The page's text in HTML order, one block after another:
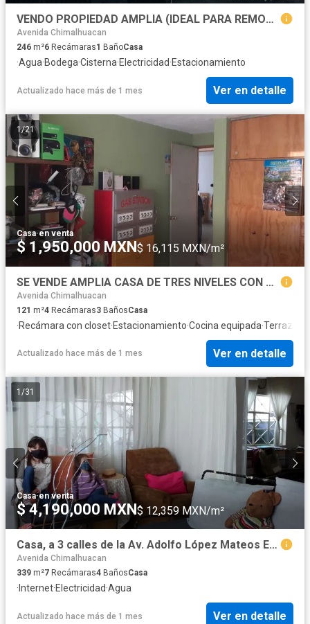
VENDO PROPIEDAD AMPLIA (IDEAL PARA REMODELAR)
Avenida Chimalhuacan
246 m²6 Recámaras1 BañoCasa
·Agua·Bodega·Cisterna·Electricidad·Estacionamiento
Actualizado hace más de 1 mes Ver en detalle
1/21
Casa·en venta
$ 1,950,000 MXN$ 16,115 MXN/m²
SE VENDE AMPLIA CASA DE TRES NIVELES CON BUENOS ACABADOS EN IZTAPALAPA
Avenida Chimalhuacan
121 m²4 Recámaras3 BañosCasa
·Recámara con closet·Estacionamiento·Cocina equipada·Terraza
Actualizado hace más de 1 mes Ver en detalle
1 /31
Casa·en venta
$ 4,190,000 MXN $ 12,359 MXN/m²
Casa, a 3 calles de la Av. Adolfo López Mateos En Ciudad Nezahualcóyotl.
Avenida Chimalhuacan
339 m²7 Recámaras4 BañosCasa
· Internet·Electricidad·Agua
Actualizado hace más de 1 mes Ver en detalle